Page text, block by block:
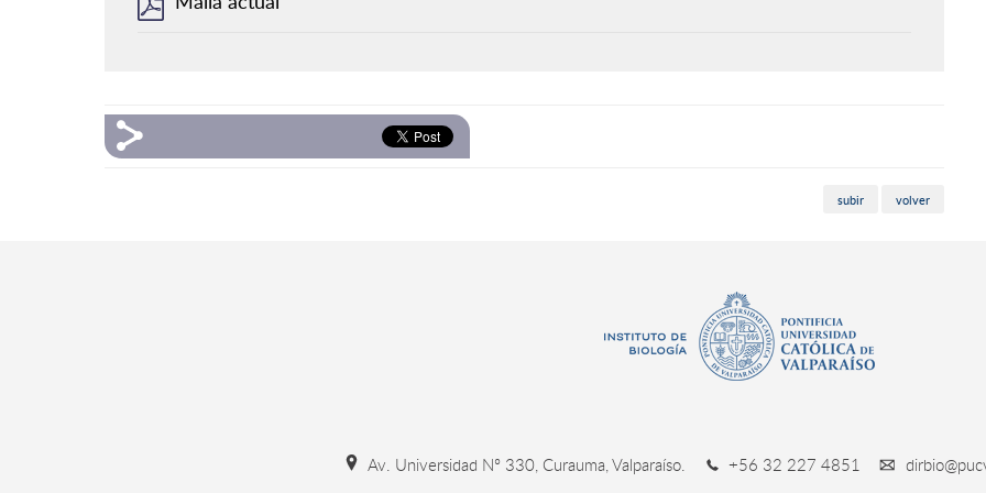
subir volver
Av. Universidad Nº 330, Curauma, Valparaíso. +56 32 227 4851